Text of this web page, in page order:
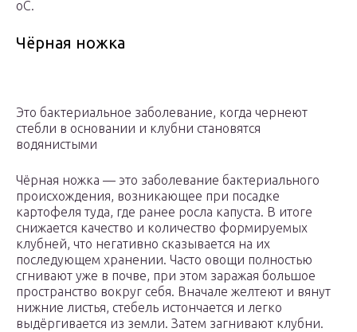
оС.
Чёрная ножка
Это бактериальное заболевание, когда чернеют
стебли в основании и клубни становятся
водянистыми
Чёрная ножка — это заболевание бактериального
происхождения, возникающее при посадке
картофеля туда, где ранее росла капуста. В итоге
снижается качество и количество формируемых
клубней, что негативно сказывается на их
последующем хранении. Часто овощи полностью
сгнивают уже в почве, при этом заражая большое
пространство вокруг себя. Вначале желтеют и вянут
нижние листья, стебель истончается и легко
выдёргивается из земли. Затем загнивают клубни.